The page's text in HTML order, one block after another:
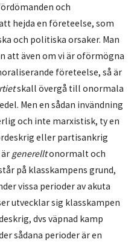
och
hejda en företeelse, som
och politiska orsaker. Man
att även om vi är oförmögna
företeelse, så är
skall övergå till onormala
Men en sådan invändning
och inte marxistisk, ty en
eller partisankrig
generelltonormalt och
på klasskampens grund,
vissa perioder av akuta
utvecklar sig klasskampen
dvs väpnad kamp
sådana perioder är en